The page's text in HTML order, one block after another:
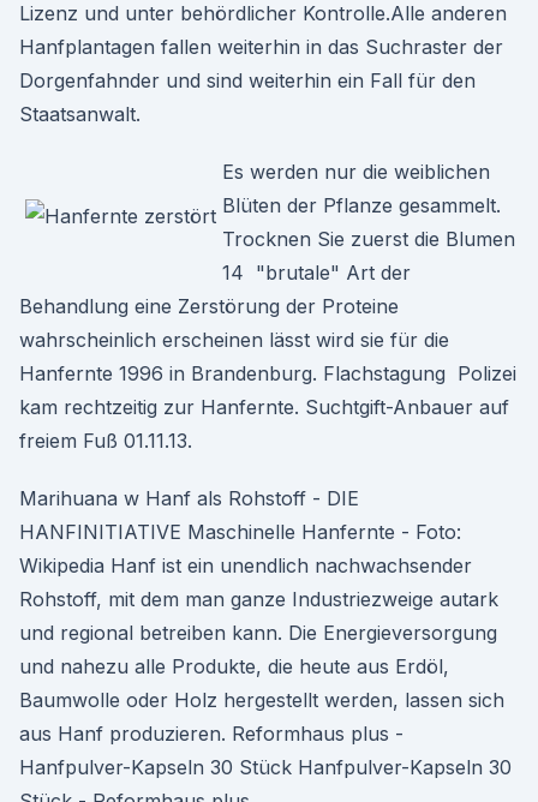
Lizenz und unter behördlicher Kontrolle.Alle anderen
Hanfplantagen fallen weiterhin in das Suchraster der
Dorgenfahnder und sind weiterhin ein Fall für den
Staatsanwalt.
Es werden nur die weiblichen
Blüten der Pflanze gesammelt.
Trocknen Sie zuerst die Blumen
14 "brutale" Art der
Behandlung eine Zerstörung der Proteine
wahrscheinlich erscheinen lässt wird sie für die
Hanfernte 1996 in Brandenburg. Flachstagung Polizei
kam rechtzeitig zur Hanfernte. Suchtgift-Anbauer auf
freiem Fuß 01.11.13.
Marihuana w Hanf als Rohstoff - DIE
HANFINITIATIVE Maschinelle Hanfernte - Foto:
Wikipedia Hanf ist ein unendlich nachwachsender
Rohstoff, mit dem man ganze Industriezweige autark
und regional betreiben kann. Die Energieversorgung
und nahezu alle Produkte, die heute aus Erdöl,
Baumwolle oder Holz hergestellt werden, lassen sich
aus Hanf produzieren. Reformhaus plus -
Hanfpulver-Kapseln 30 Stück Hanfpulver-Kapseln 30